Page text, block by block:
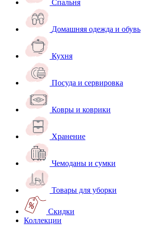
Спальня
Домашняя одежда и обувь
Кухня
Посуда и сервировка
Ковры и коврики
Хранение
Чемоданы и сумки
Товары для уборки
Скидки
Коллекции